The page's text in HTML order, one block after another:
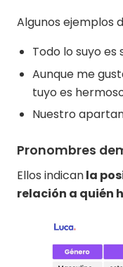
Algunos ejemplos
Todo lo suyo
Aunque me
tuyo es
Nuestro
Pronombres
Ellos indicanla
relación a quién